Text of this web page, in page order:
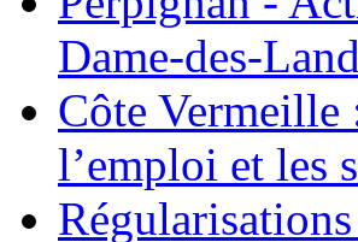
Dame-des-
Côte Vermeille
l’emploi et les